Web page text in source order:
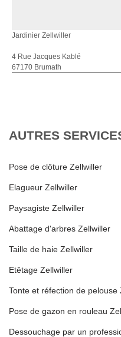
Jardinier Zellwiller
4 Rue Jacques Kablé
67170 Brumath
AUTRES
Pose de clôture Zellwiller
Elagueur Zellwiller
Paysagiste Zellwiller
Abattage d'arbres Zellwiller
Taille de haie Zellwiller
Etêtage Zellwiller
Tonte et réfection de pelouse
Pose de gazon en rouleau
Dessouchage par un